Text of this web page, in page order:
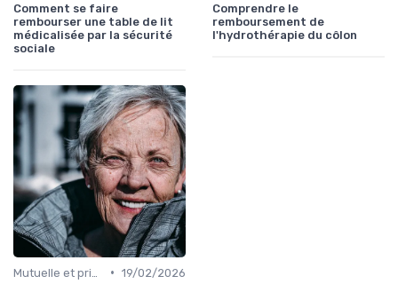
Comment se faire
rembourser une table de lit
médicalisée par la sécurité
sociale
Comprendre le
remboursement de
l'hydrothérapie du côlon
• 19/02/2026